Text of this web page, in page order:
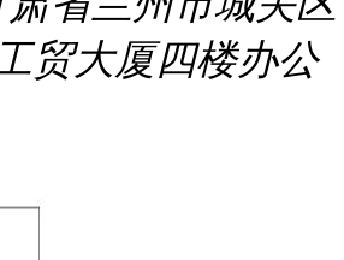
贸大厦四楼办公